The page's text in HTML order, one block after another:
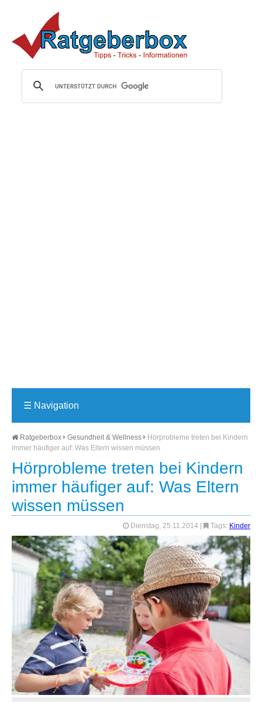
☰ Navigation
Ratgeberbox Gesundheit & Wellness
Hörprobleme treten bei Kindern
immer häufiger auf: Was Eltern wissen müssen
Hörprobleme treten bei Kindern
immer häufiger auf: Was Eltern
wissen müssen
Dienstag, 25.11.2014 Tags: Kinder